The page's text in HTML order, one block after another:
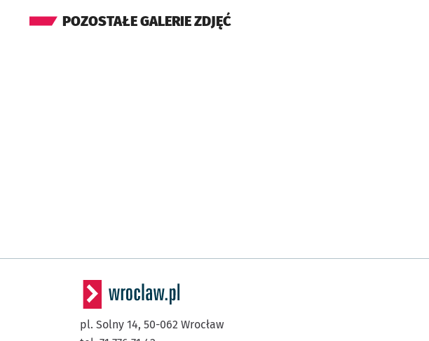
POZOSTAŁE GALERIE ZDJĘĆ
pl. Solny 14, 50-062 Wrocław